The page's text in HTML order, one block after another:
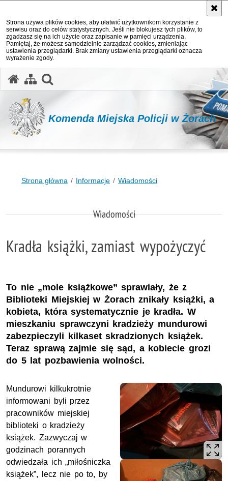
Strona używa plików cookies, aby ułatwić użytkownikom korzystanie z
serwisu oraz do celów statystycznych. Jeśli nie blokujesz tych plików, to
zgadzasz się na ich użycie oraz zapisanie w pamięci urządzenia.
Pamiętaj, że możesz samodzielnie zarządzać cookies, zmieniając
ustawienia przeglądarki. Brak zmiany ustawienia przeglądarki oznacza
wyrażenie zgody.
Komenda Miejska Policji w Żorach
Strona główna Informacje Wiadomości
Wiadomości
Kradła książki, zamiast wypożyczyć
To nie „mole książkowe” sprawiały, że z
Biblioteki Miejskiej w Żorach znikały książki, a
kobieta, która systematycznie je kradła. W
mieszkaniu sprawczyni kradzieży mundurowi
zabezpieczyli kilkaset skradzionych książek.
Teraz sprawą zajmie się sąd, a kobiecie grozi
do 5 lat pozbawienia wolności.
Mundurowi kilkukrotnie
informowani byli przez
pracowników miejskiej
biblioteki o kradzieży
książek. Zazwyczaj w
godzinach porannych
odwiedzała ich „miłośniczka
książek”, lecz nie po to, by